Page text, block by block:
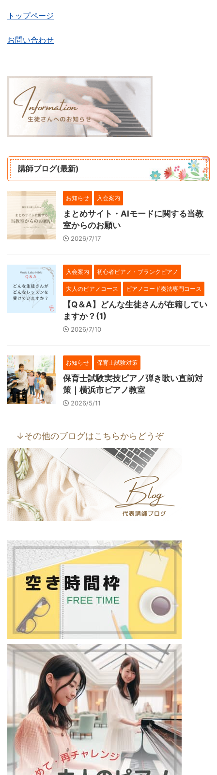
トップページ
お問い合わせ
講師ブログ(最新)
お知らせ 入会案内
まとめサイト・AIモードに関する当教
室からのお願い
2026/7/17
入会案内 初心者ピアノ・ブランクピアノ
大人のピアノコース ピアノコード奏法専門コース
【Q＆A】どんな生徒さんが在籍してい
ますか？(1)
2026/7/10
お知らせ 保育士試験対策
保育士試験実技ピアノ弾き歌い直前対
策｜横浜市ピアノ教室
2026/5/11
↓その他のブログはこちらからどうぞ